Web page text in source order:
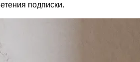
подписки.